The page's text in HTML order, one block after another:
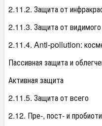
2.11.2. Защита от
2.11.3. Защита от
2.11.4. Anti-pollution:
Пассивная защита и
Активная защита
2.11.5. Защита от всего
2.12. Пре-, пост- и